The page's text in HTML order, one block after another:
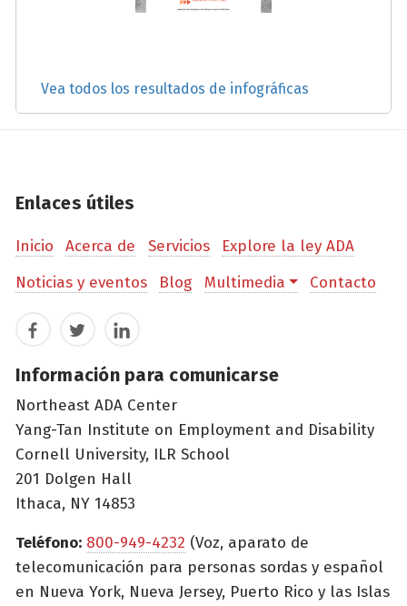
Vea todos los resultados de infográficas
Enlaces útiles
Inicio Acerca de Servicios
Explore la ley ADA
Noticias y eventos
Blog Multimedia Contacto
FacebookTwitterLinkedIn
Información para comunicarse
Northeast ADA Center
Yang-Tan Institute on Employment and Disability
Cornell University, ILR School
201 Dolgen Hall
Ithaca, NY 14853
Teléfono: 800-949-4232 (Voz, aparato de
telecomunicación para personas sordas y español
en Nueva York, Nueva Jersey, Puerto Rico y las Islas